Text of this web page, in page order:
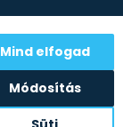
45 732
Mind elfogad
Módosítás